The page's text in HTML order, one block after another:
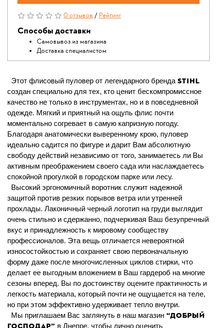
0 отзывов/Рейтинг
Способы доставки
Самовывоз из магазина
Доставка специалистом
Этот флисовый пуловер от легендарного бренда STIHL
создан специально для тех, кто ценит бескомпромиссное
качество не только в инструментах, но и в повседневной
одежде. Мягкий и приятный на ощупь флис почти
моментально согревает в самую капризную погоду.
Благодаря анатомически выверенному крою, пуловер
идеально садится по фигуре и дарит Вам абсолютную
свободу действий независимо от того, занимаетесь ли Вы
активным преображением своего сада или наслаждаетесь
спокойной прогулкой в городском парке или лесу.
Высокий эргономичный воротник служит надежной
защитой против резких порывов ветра или утренней
прохлады. Лаконичный черный логотип на груди выглядит
очень стильно и сдержанно, подчеркивая Ваш безупречный
вкус и принадлежность к мировому сообществу
профессионалов. Эта вещь отличается невероятной
износостойкостью и сохраняет свою первоначальную
форму даже после многочисленных циклов стирки, что
делает ее выгодным вложением в Ваш гардероб на многие
сезоны вперед. Вы по достоинству оцените практичность и
легкость материала, который почти не ощущается на теле,
но при этом эффективно удерживает тепло внутри.
Мы приглашаем Вас заглянуть в наш магазин “Добрый
Господар” в Днепре, чтобы лично оценить